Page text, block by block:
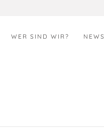
WER SIND WIR? NEWS